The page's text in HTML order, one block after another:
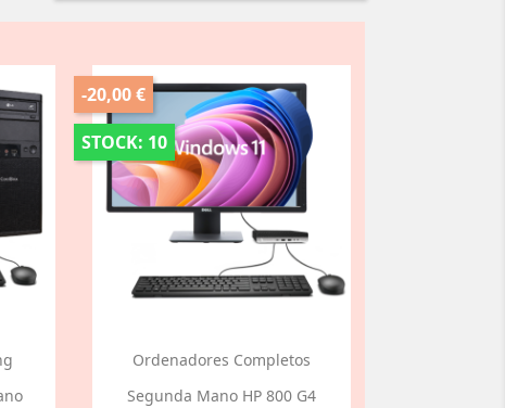
-20,00 €
STOCK: 10
Ordenadores Completos
Segunda Mano HP 800 G4